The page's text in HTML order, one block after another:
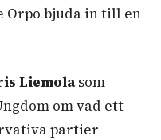
Orpo bjuda in till en
Liemolasom
om vad ett
partier